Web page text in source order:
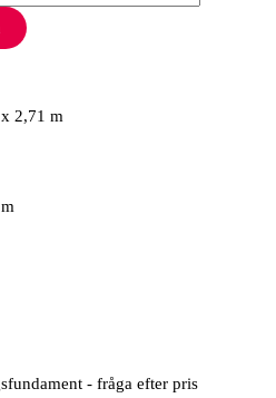
2,71 m
- fråga efter pris